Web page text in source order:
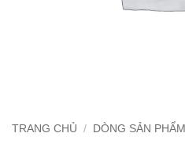
TRANG CHỦ / DÒNG SẢN PHẨM